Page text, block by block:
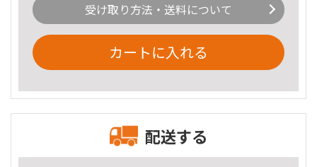
受け取り方法・送料について
カートに入れる
配送する